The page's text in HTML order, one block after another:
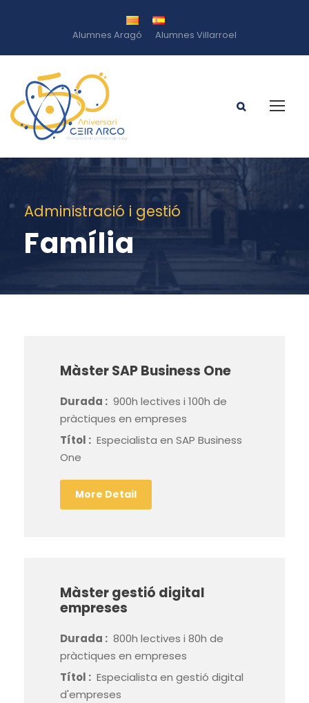
Alumnes Aragó Alumnes Villarroel
Administració i gestió
Família
Màster SAP Business One
Durada : 900h lectives i 100h de
pràctiques en empreses
Títol : Especialista en SAP Business
One
More Detail
Màster gestió digital
empreses
Durada : 800h lectives i 80h de
pràctiques en empreses
Títol : Especialista en gestió digital
d'empreses